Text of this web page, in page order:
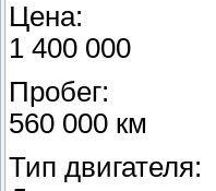
Цена:
1 400 000
Пробег:
560 000 км
Тип двигателя: